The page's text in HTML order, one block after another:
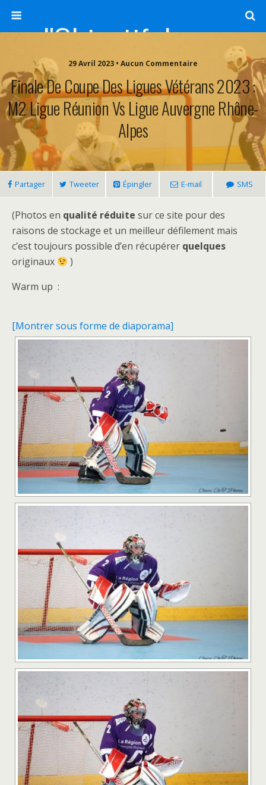
l'Objectif de Clairette
29 Avril 2023 • Aucun Commentaire
Finale De Coupe Des Ligues Vétérans 2023 :
M2 Ligue Réunion Vs Ligue Auvergne Rhône-
Alpes
Partager Tweeter Épingler E-mail SMS
(Photos en qualité réduite sur ce site pour des
raisons de stockage et un meilleur défilement mais
c’est toujours possible d’en récupérer quelques
originaux
)
Warm up :
[Montrer sous forme de diaporama]